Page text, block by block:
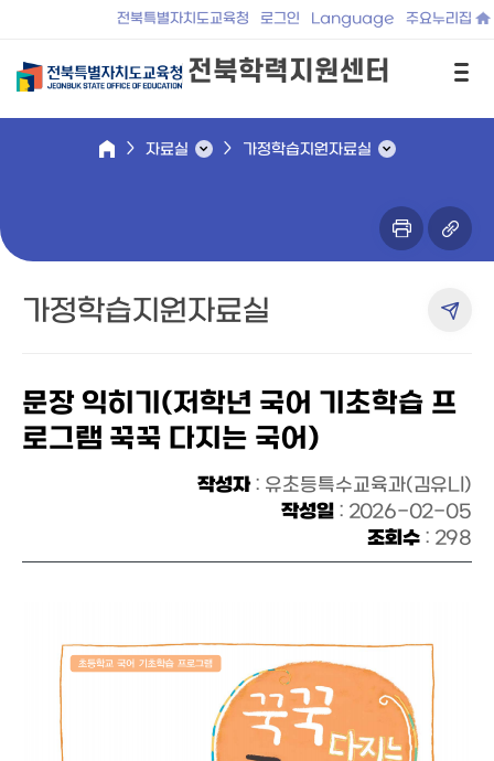
전북특별자치도교육청 로그인 Language 주요누리집
전북학력지원센터
자료실 가정학습지원자료실
가정학습지원자료실
문장 익히기(저학년 국어 기초학습 프
로그램 꾹꾹 다지는 국어)
작성자: 유초등특수교육과(김유니)
작성일 : 2026-02-05
조회수 : 298